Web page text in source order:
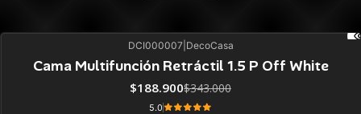
DCI000007 DecoCasa
Cama Multifunción Retráctil 1.5 P Off White
$188.900$343.000
5.0